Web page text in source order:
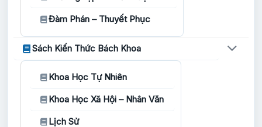
Đàm Phán – Thuyết Phục
Sách Kiến Thức Bách Khoa
Khoa Học Tự Nhiên
Khoa Học Xã Hội – Nhân Văn
Lịch Sử